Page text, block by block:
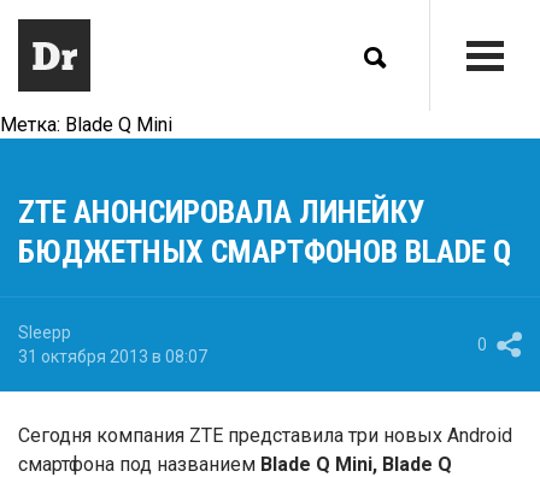
Метка: Blade Q Mini
ZTE АНОНСИРОВАЛА ЛИНЕЙКУ
БЮДЖЕТНЫХ СМАРТФОНОВ BLADE Q
Sleepp
31 октября 2013 в 08:07
0
Сегодня компания ZTE представила три новых Android
смартфона под названием Blade Q Mini, Blade Q